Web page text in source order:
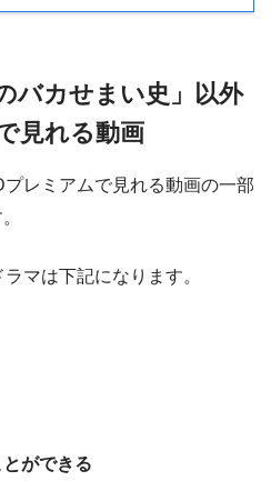
バカせまい史」以外
見れる動画
レミアムで見れる動画の一部
マは下記になります。
とができる